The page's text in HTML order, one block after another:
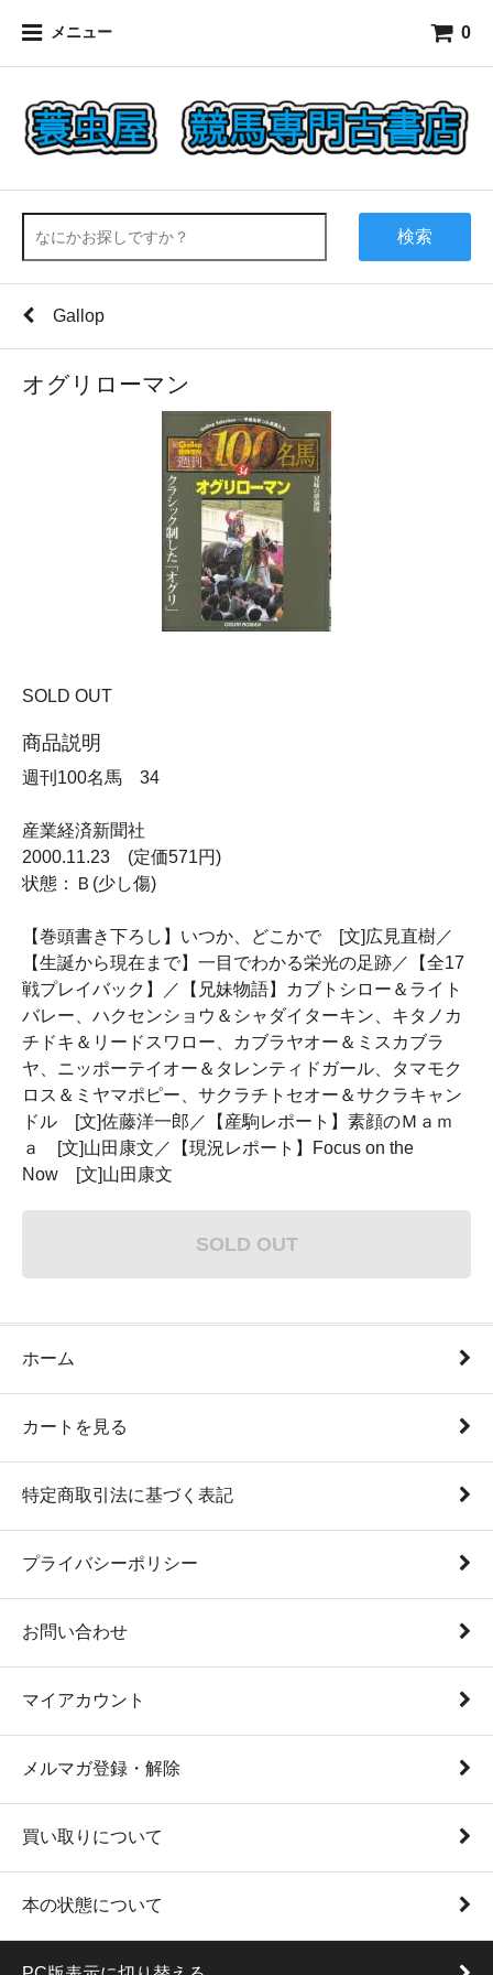
メニュー 0
検索
Gallop
オグリローマン
SOLD OUT
商品説明
週刊100名馬 34
産業経済新聞社
2000.11.23 (定価571円)
状態：Ｂ(少し傷)
【巻頭書き下ろし】いつか、どこかで [文]広見直樹／
【生誕から現在まで】一目でわかる栄光の足跡／【全17
戦プレイバック】／【兄妹物語】カブトシロー＆ライト
バレー、ハクセンショウ＆シャダイターキン、キタノカ
チドキ＆リードスワロー、カブラヤオー＆ミスカブラ
ヤ、ニッポーテイオー＆タレンティドガール、タマモク
ロス＆ミヤマポピー、サクラチトセオー＆サクラキャン
ドル [文]佐藤洋一郎／【産駒レポート】素顔のＭａｍ
ａ [文]山田康文／【現況レポート】Focus on the
Now [文]山田康文
SOLD OUT
ホーム
カートを見る
特定商取引法に基づく表記
プライバシーポリシー
お問い合わせ
マイアカウント
メルマガ登録・解除
買い取りについて
本の状態について